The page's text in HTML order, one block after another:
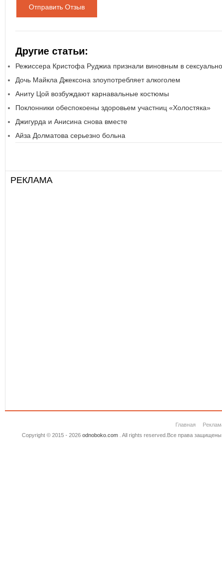
Отправить Отзыв
Другие статьи:
Режиссера Кристофа Руджиа признали виновным в
Дочь Майкла Джексона злоупотребляет алкоголем
Аниту Цой возбуждают карнавальные костюмы
Поклонники обеспокоены здоровьем участниц «Холостяка»
Джигурда и Анисина снова вместе
Айза Долматова серьезно больна
РЕКЛАМА
Главная
Copyright © 2015 - 2026 odnoboko.com. All rights reserved.Все права защищены.